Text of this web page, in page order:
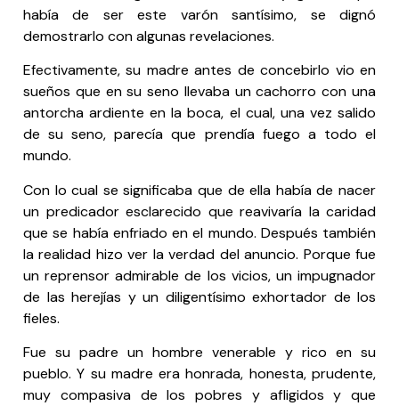
había de ser este varón santísimo, se dignó
demostrarlo con algunas revelaciones.
Efectivamente, su madre antes de concebirlo vio en
sueños que en su seno llevaba un cachorro con una
antorcha ardiente en la boca, el cual, una vez salido
de su seno, parecía que prendía fuego a todo el
mundo.
Con lo cual se significaba que de ella había de nacer
un predicador esclarecido que reavivaría la caridad
que se había enfriado en el mundo. Después también
la realidad hizo ver la verdad del anuncio. Porque fue
un reprensor admirable de los vicios, un impugnador
de las herejías y un diligentísimo exhortador de los
fieles.
Fue su padre un hombre venerable y rico en su
pueblo. Y su madre era honrada, honesta, prudente,
muy compasiva de los pobres y afligidos y que